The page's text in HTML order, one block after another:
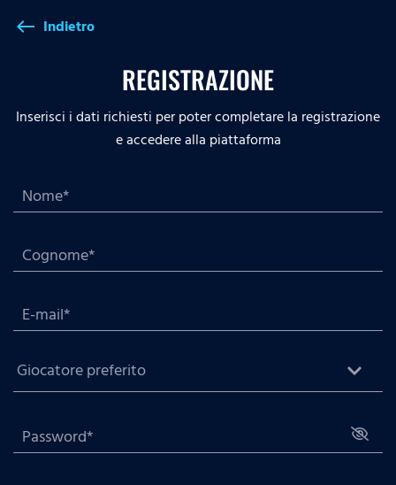
west Indietro
REGISTRAZIONE
Inserisci i dati richiesti per poter completare la registrazione
e accedere alla piattaforma